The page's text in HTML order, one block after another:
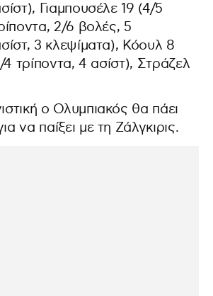
Γιαμπουσέλε 19 (4/5
2/6 βολές, 5
3 κλεψίματα), Κόουλ 8
4 τρίποντα, 4 ασίστ), Στράζελ
ο Ολυμπιακός θα πάει
να παίξει με τη Ζάλγκιρις.